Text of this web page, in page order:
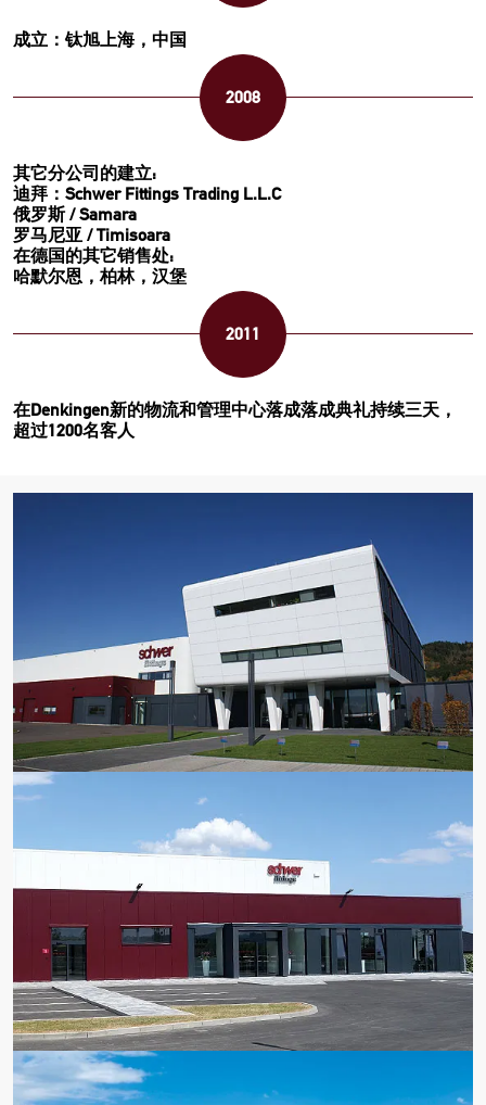
成立：钛旭上海，中国
2008
其它分公司的建立:
迪拜：Schwer Fittings Trading L.L.C
俄罗斯 / Samara
罗马尼亚 / Timisoara
在德国的其它销售处:
哈默尔恩，柏林，汉堡
2011
在Denkingen新的物流和管理中心落成落成典礼持续三天，
超过1200名客人